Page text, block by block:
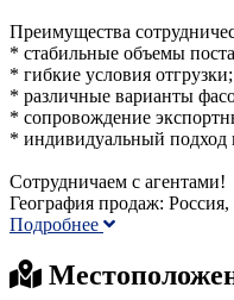
Преимущества
* стабильные объемы
* гибкие условия отгрузки;
* различные варианты
* сопровождение
* индивидуальный подход
Сотрудничаем с агентами!
География продаж:
Подробнее